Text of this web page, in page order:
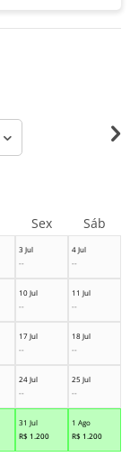
3 Jul
--
4 Jul
--
10 Jul
--
11 Jul
--
17 Jul
--
18 Jul
--
24 Jul
--
25 Jul
--
31 Jul
R$ 1.200
1 Ago
R$ 1.200
Sex Sáb